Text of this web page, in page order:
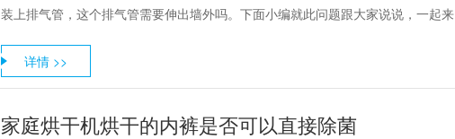
装上排气管，这个排气管需要伸出墙外吗。下面小编就此问题跟大家说说，一起
详情 >>
家庭烘干机烘干的内裤是否可以直接除菌